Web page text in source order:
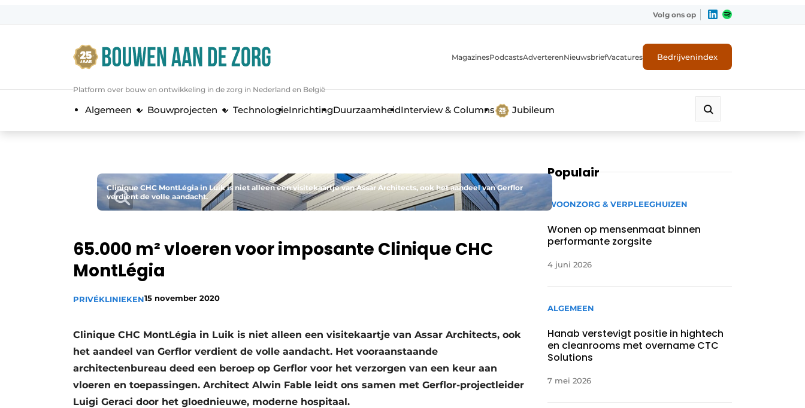
Algemene voorwaarden
Jaarboek
Jubileumboek
Nieuwsbrief
Podcasts
Privacy / Cookie statement
Vacature aanmelden
Video’s
Volg ons op
Platform over bouw en ontwikkeling in de zorg in Nederland en België
MagazinesPodcastsAdverterenNieuwsbriefVacatures Bedrijvenindex
Algemeen Bouwprojecten TechnologieInrichtingDuurzaamheidInterview & Columns Jubileum
Clinique CHC MontLégia in Luik is niet alleen een visitekaartje van Assar Architects, ook het aandeel van Gerflor
verdient de volle aandacht.
65.000 m² vloeren voor imposante Clinique CHC
MontLégia
PRIVÉKLINIEKEN15 november 2020
Clinique CHC MontLégia in Luik is niet alleen een visitekaartje van Assar Architects, ook
het aandeel van Gerflor verdient de volle aandacht. Het vooraanstaande
architectenbureau deed een beroep op Gerflor voor het verzorgen van een keur aan
vloeren en toepassingen. Architect Alwin Fable leidt ons samen met Gerflor-projectleider
Luigi Geraci door het gloednieuwe, moderne hospitaal.
Populair
WOONZORG & VERPLEEGHUIZEN
Wonen op mensenmaat binnen
performante zorgsite
4 juni 2026
ALGEMEEN
Hanab verstevigt positie in hightech
en cleanrooms met overname CTC
Solutions
7 mei 2026